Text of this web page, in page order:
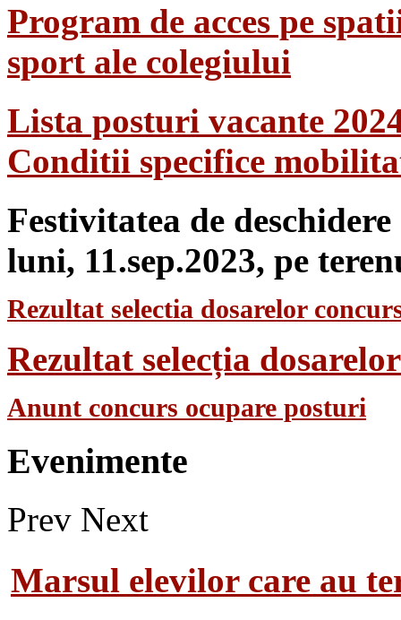
Program de acces pe
sport ale colegiului
Lista posturi vacante
Conditii specifice
Festivitatea de
luni, 11.sep.2023, pe
Rezultat selectia dosarelor
Rezultat selecția
Anunt concurs ocupare posturi
Evenimente
Prev Next
Marsul elevilor care au